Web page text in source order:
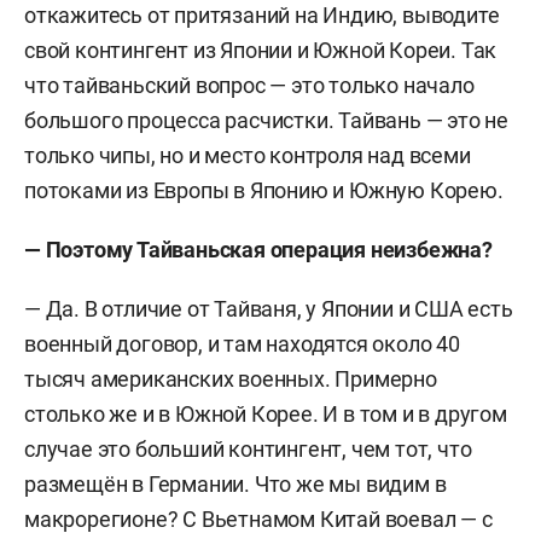
откажитесь от притязаний на Индию, выводите
свой контингент из Японии и Южной Кореи. Так
что тайваньский вопрос — это только начало
большого процесса расчистки. Тайвань — это не
только чипы, но и место контроля над всеми
потоками из Европы в Японию и Южную Корею.
— Поэтому Тайваньская операция неизбежна?
— Да. В отличие от Тайваня, у Японии и США есть
военный договор, и там находятся около 40
тысяч американских военных. Примерно
столько же и в Южной Корее. И в том и в другом
случае это больший контингент, чем тот, что
размещён в Германии. Что же мы видим в
макрорегионе? С Вьетнамом Китай воевал — c